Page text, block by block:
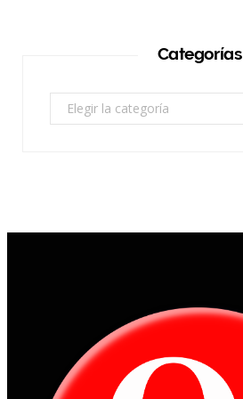
Categorías
Categorías